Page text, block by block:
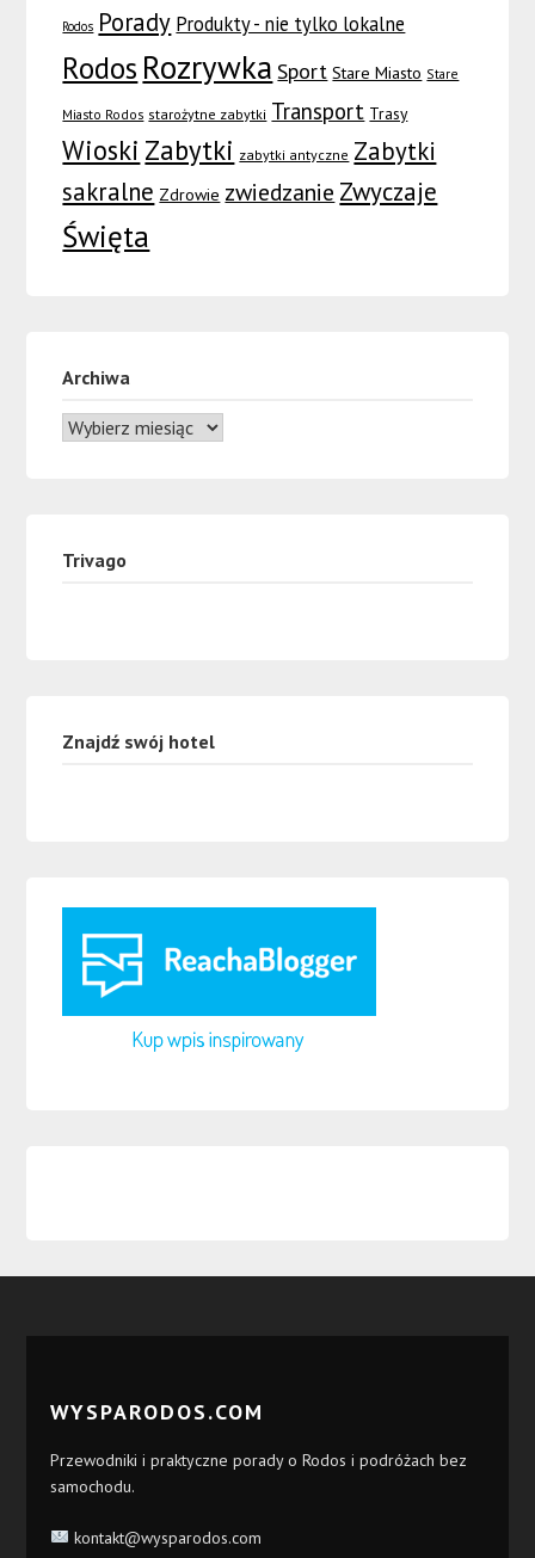
Rodos Porady Produkty - nie tylko lokalne
Rodos Rozrywka Sport Stare Miasto Stare
Miasto Rodos starożytne zabytki Transport Trasy
Wioski Zabytki zabytki antyczne Zabytki
sakralne Zdrowie zwiedzanie Zwyczaje
Święta
Archiwa
Trivago
Znajdź swój hotel
WYSPARODOS.COM
Przewodniki i praktyczne porady o Rodos i podróżach bez
samochodu.
kontakt@wysparodos.com